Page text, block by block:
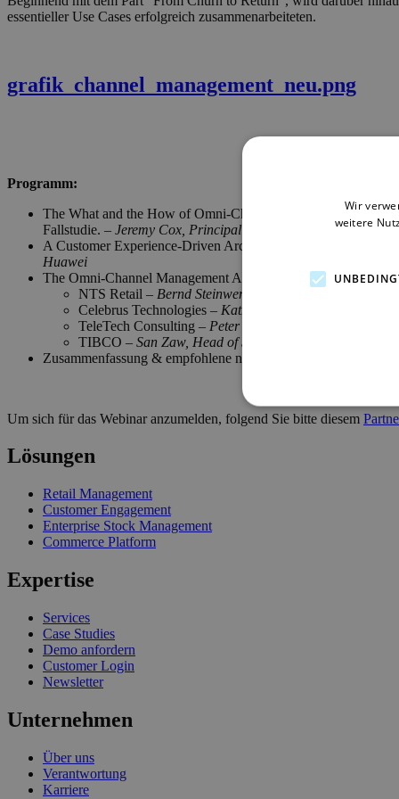
essentieller Use Cases erfolgreich zusammenarbeiteten.
grafik_channel_management_neu.png
Programm:
The What and the How of Omni-Channel Management —
Fallstudie. – Jeremy Cox, Principal Analyst, Customer
A Customer Experience-Driven Architectural Approach to
Huawei
The Omni-Channel Management Alliance – Frage- und
NTS Retail – Bernd Steinwender, Head of Product
Celebrus Technologies – Katharine Hulls, VP Marketing
TeleTech Consulting – Peter Dorrington, European
TIBCO – San Zaw, Head of Solution Consulting, Asia
Zusammenfassung & empfohlene nächste Schritte (
Um sich für das Webinar anzumelden, folgend Sie bitte diesem
Lösungen
Retail Management
Customer Engagement
Enterprise Stock Management
Commerce Platform
Expertise
Services
Case Studies
Demo anfordern
Customer Login
Newsletter
Unternehmen
Über uns
Verantwortung
Karriere
Wir
weitere